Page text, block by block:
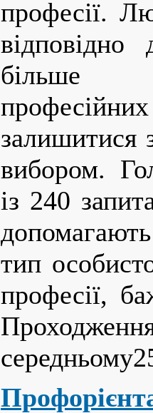
професії.
більше
залишитися
вибором.
із 240
тип
професії,